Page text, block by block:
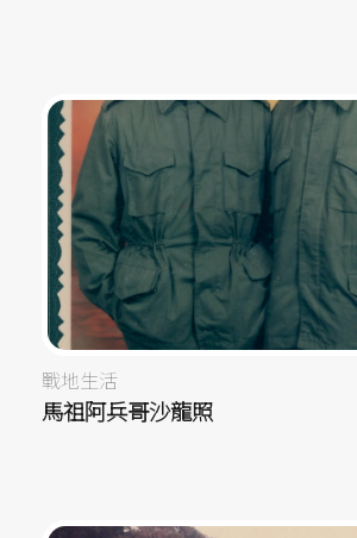
戰地生活
馬祖阿兵哥沙龍照